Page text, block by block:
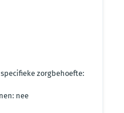
zorgbehoefte:
nee